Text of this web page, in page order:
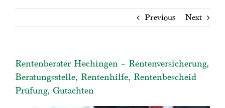
Previous Next
Rentenberater Hechingen – Rentenversicherung,
Beratungsstelle, Rentenhilfe, Rentenbescheid
Prüfung, Gutachten